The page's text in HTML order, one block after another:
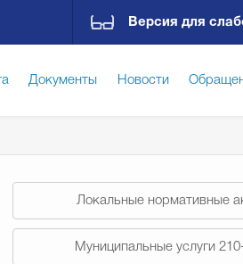
Версия для
Документы Новости
комиссия Гостям
Локальные нормативные
Муниципальные услуги